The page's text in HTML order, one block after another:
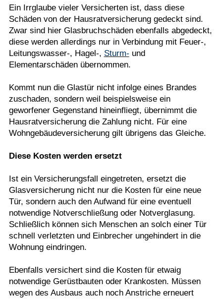
Ein Irrglaube vieler Versicherten ist, dass diese
Schäden von der Hausratversicherung gedeckt sind.
Zwar sind hier Glasbruchschäden ebenfalls abgedeckt,
diese werden allerdings nur in Verbindung mit Feuer-,
Leitungswasser-, Hagel-, Sturm- und
Elementarschäden übernommen.
Kommt nun die Glastür nicht infolge eines Brandes
zuschaden, sondern weil beispielsweise ein
geworfener Gegenstand hineinfliegt, übernimmt die
Hausratversicherung die Zahlung nicht. Für eine
Wohngebäudeversicherung gilt übrigens das Gleiche.
Diese Kosten werden ersetzt
Ist ein Versicherungsfall eingetreten, ersetzt die
Glasversicherung nicht nur die Kosten für eine neue
Tür, sondern auch den Aufwand für eine eventuell
notwendige Notverschließung oder Notverglasung.
Schließlich können sich Menschen an solch einer Tür
schnell verletzten und Einbrecher ungehindert in die
Wohnung eindringen.
Ebenfalls versichert sind die Kosten für etwaig
notwendige Gerüstbauten oder Krankosten. Müssen
wegen des Ausbaus auch noch Anstriche erneuert